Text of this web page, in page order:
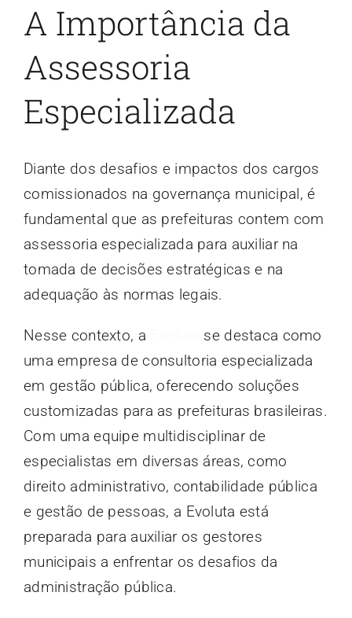
A Importância da
Assessoria
Especializada
Diante dos desafios e impactos dos cargos
comissionados na governança municipal, é
fundamental que as prefeituras contem com
assessoria especializada para auxiliar na
tomada de decisões estratégicas e na
adequação às normas legais.
Nesse contexto, a
se destaca como
uma empresa de consultoria especializada
em gestão pública, oferecendo soluções
customizadas para as prefeituras brasileiras.
Com uma equipe multidisciplinar de
especialistas em diversas áreas, como
direito administrativo, contabilidade pública
e gestão de pessoas, a Evoluta está
preparada para auxiliar os gestores
municipais a enfrentar os desafios da
administração pública.